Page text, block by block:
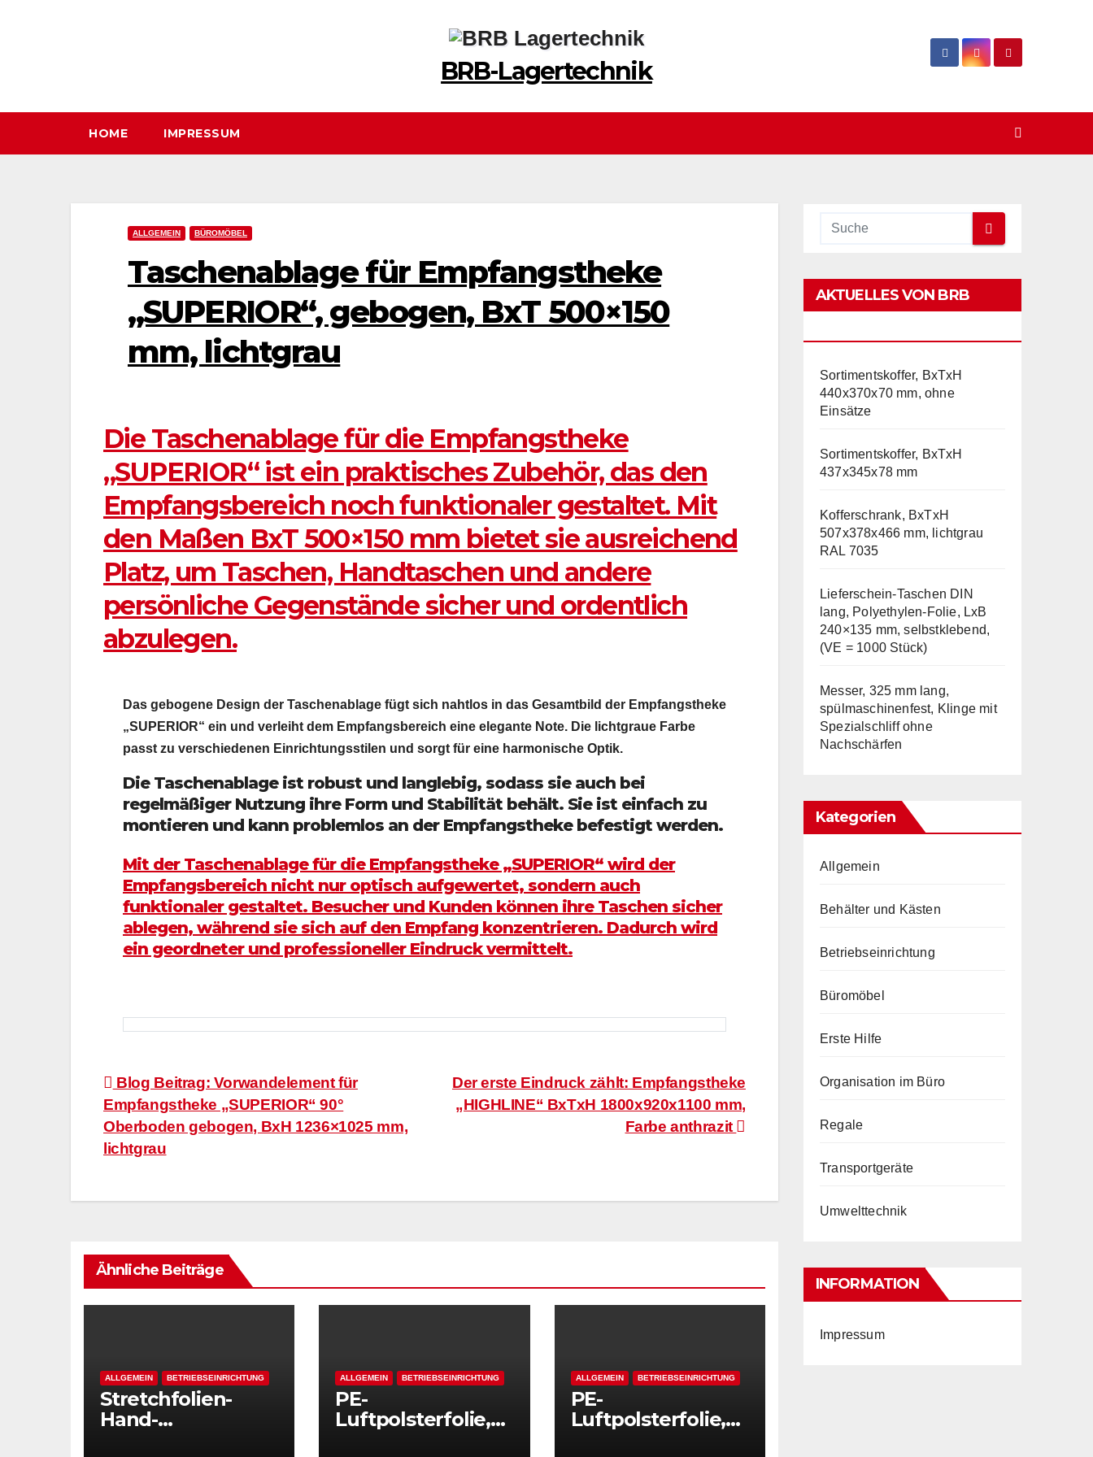
BRB-Lagertechnik
HOME IMPRESSUM
ALLGEMEIN BÜROMÖBEL
Taschenablage für Empfangstheke
„SUPERIOR“, gebogen, BxT 500×150
mm, lichtgrau
Die Taschenablage für die Empfangstheke
„SUPERIOR“ ist ein praktisches Zubehör, das den
Empfangsbereich noch funktionaler gestaltet. Mit
den Maßen BxT 500×150 mm bietet sie ausreichend
Platz, um Taschen, Handtaschen und andere
persönliche Gegenstände sicher und ordentlich
abzulegen.
Das gebogene Design der Taschenablage fügt sich nahtlos in das Gesamtbild der Empfangstheke
„SUPERIOR“ ein und verleiht dem Empfangsbereich eine elegante Note. Die lichtgraue Farbe
passt zu verschiedenen Einrichtungsstilen und sorgt für eine harmonische Optik.
Die Taschenablage ist robust und langlebig, sodass sie auch bei
regelmäßiger Nutzung ihre Form und Stabilität behält. Sie ist einfach zu
montieren und kann problemlos an der Empfangstheke befestigt werden.
Mit der Taschenablage für die Empfangstheke „SUPERIOR“ wird der
Empfangsbereich nicht nur optisch aufgewertet, sondern auch
funktionaler gestaltet. Besucher und Kunden können ihre Taschen sicher
ablegen, während sie sich auf den Empfang konzentrieren. Dadurch wird
ein geordneter und professioneller Eindruck vermittelt.
Beitragsnavigation
Der erste Eindruck zählt: Empfangstheke
„HIGHLINE“ BxTxH 1800x920x1100 mm,
Farbe anthrazit
Blog Beitrag: Vorwandelement für
Empfangstheke „SUPERIOR“ 90°
Oberboden gebogen, BxH 1236×1025 mm,
lichtgrau
Ähnliche Beiträge
ALLGEMEIN BETRIEBSEINRICHTUNG
Stretchfolien-
Hand-
ALLGEMEIN BETRIEBSEINRICHTUNG
PE-
Luftpolsterfolie,
ALLGEMEIN BETRIEBSEINRICHTUNG
PE-
Luftpolsterfolie,
AKTUELLES VON BRB
Sortimentskoffer, BxTxH
440x370x70 mm, ohne
Einsätze
Sortimentskoffer, BxTxH
437x345x78 mm
Kofferschrank, BxTxH
507x378x466 mm, lichtgrau
RAL 7035
Lieferschein-Taschen DIN
lang, Polyethylen-Folie, LxB
240×135 mm, selbstklebend,
(VE = 1000 Stück)
Messer, 325 mm lang,
spülmaschinenfest, Klinge mit
Spezialschliff ohne
Nachschärfen
Kategorien
Allgemein
Behälter und Kästen
Betriebseinrichtung
Büromöbel
Erste Hilfe
Organisation im Büro
Regale
Transportgeräte
Umwelttechnik
INFORMATION
Impressum